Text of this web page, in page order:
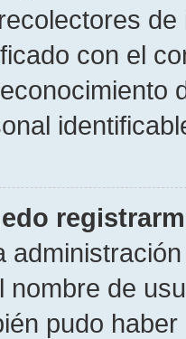
con el
nombre de
pudo